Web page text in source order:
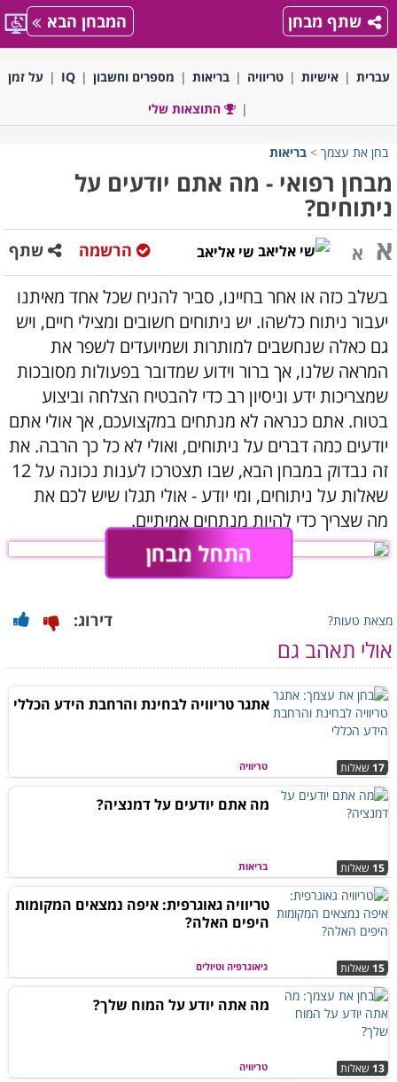
שתף מבחן המבחן הבא
עברית אישיות טריוויה בריאות מספרים וחשבון IQ
על זמן
התוצאות שלי
בחן את עצמך > בריאות
מבחן רפואי - מה אתם יודעים על
ניתוחים?
א א שי אליאב שתף הרשמה
בשלב כזה או אחר בחיינו, סביר להניח שכל אחד מאיתנו
יעבור ניתוח כלשהו. יש ניתוחים חשובים ומצילי חיים, ויש
גם כאלה שנחשבים למותרות ושמיועדים לשפר את
המראה שלנו, אך ברור וידוע שמדובר בפעולות מסובכות
שמצריכות ידע וניסיון רב כדי להבטיח הצלחה וביצוע
בטוח. אתם כנראה לא מנתחים במקצועכם, אך אולי אתם
יודעים כמה דברים על ניתוחים, ואולי לא כל כך הרבה. את
זה נבדוק במבחן הבא, שבו תצטרכו לענות נכונה על 12
שאלות על ניתוחים, ומי יודע - אולי תגלו שיש לכם את
מה שצריך כדי להיות מנתחים אמיתיים.
התחל מבחן
מצאת טעות? דירוג:
אולי תאהב גם
טריוויה 17 שאלות
אתגר טריוויה לבחינת והרחבת הידע הכללי
בריאות 15 שאלות
מה אתם יודעים על דמנציה?
גיאוגרפיה וטיולים 15 שאלות
טריוויה גאוגרפית: איפה נמצאים המקומות
היפים האלה?
טריוויה 13 שאלות
מה אתה יודע על המוח שלך?